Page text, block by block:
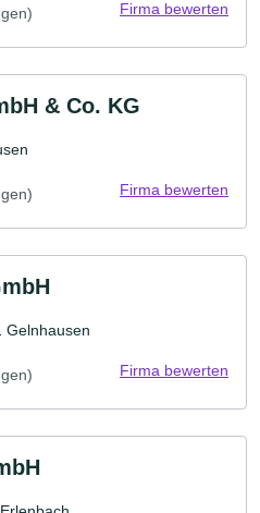
Firma bewerten
& Co. KG
Firma bewerten
Gelnhausen
Firma bewerten